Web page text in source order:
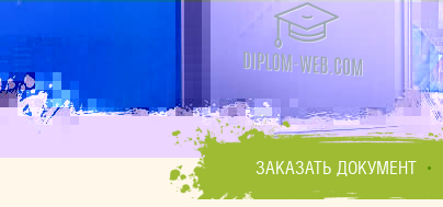
ЗАКАЗАТЬ ДОКУМЕНТ